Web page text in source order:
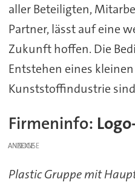
aller Beteiligten,
Partner, lässt auf eine
Zukunft hoffen. Die
Entstehen eines
Kunststoffindustrie
Firmeninfo:
ANZEIGE
Plastic Gruppe mit